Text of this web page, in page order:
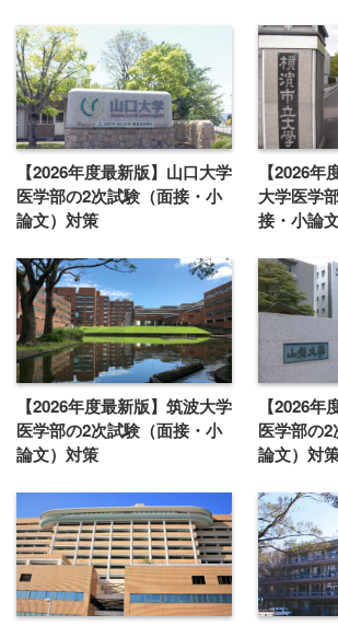
【2026年度最新版】山口大学
医学部の2次試験（面接・小
論文）対策
【2026
大学医学
接・小論
【2026年度最新版】筑波大学
医学部の2次試験（面接・小
論文）対策
【2026
医学部の
論文）対